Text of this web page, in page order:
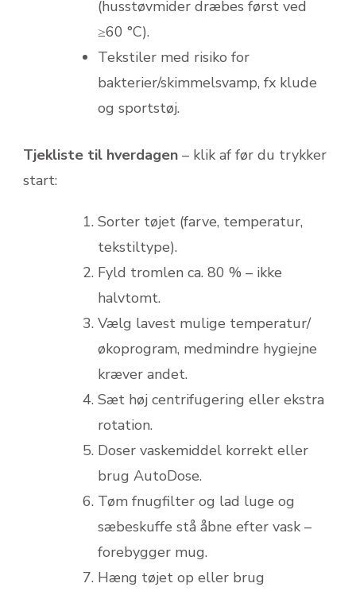
(husstøvmider dræbes først ved
≥60 °C).
Tekstiler med risiko for
bakterier/skimmelsvamp, fx klude
og sportstøj.
Tjekliste til hverdagen – klik af før du trykker
start:
Sorter tøjet (farve, temperatur,
tekstiltype).
Fyld tromlen ca. 80 % – ikke
halvtomt.
Vælg lavest mulige temperatur/
økoprogram, medmindre hygiejne
kræver andet.
Sæt høj centrifugering eller ekstra
rotation.
Doser vaskemiddel korrekt eller
brug AutoDose.
Tøm fnugfilter og lad luge og
sæbeskuffe stå åbne efter vask –
forebygger mug.
Hæng tøjet op eller brug